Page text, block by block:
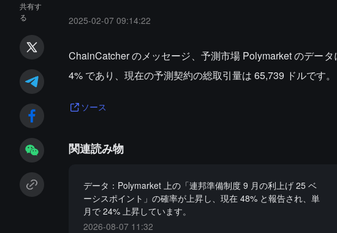
共有す
る
2025-02-07 09:14:22
ChainCatcher のメッセージ、予測市場 Polymarket のデー
4% であり、現在の予測契約の総取引量は 65,739 ドルです。
ソース
関連読み物
データ：Polymarket 上の「連邦準備制度 9 月の利上げ 25 ベ
ーシスポイント」の確率が上昇し、現在 48% と報告され、単
月で 24% 上昇しています。
2026-08-07 11:32